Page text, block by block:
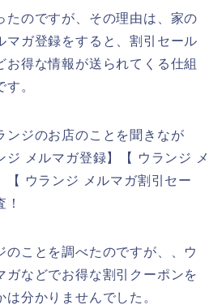
たのですが、その理由は、家の
マガ登録をすると、割引セール
お得な情報が送られてくる仕組
。
ンジのお店のことを聞きなが
ジ メルマガ登録】【 ウランジ メ
【 ウランジ メルマガ割引セー
のことを調べたのですが、、ウ
ガなどでお得な割引クーポンを
分かりませんでした。